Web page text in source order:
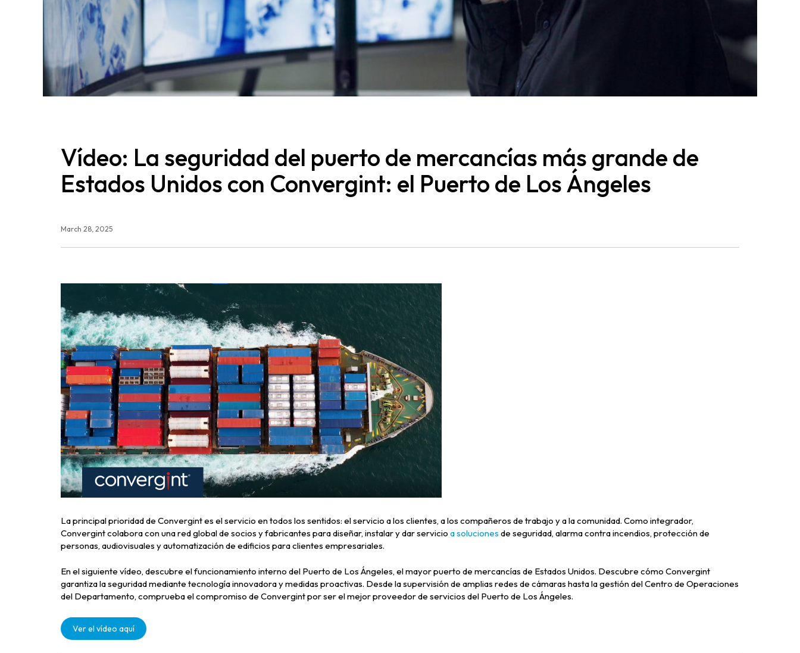
Vídeo: La seguridad del puerto de mercancías más grande de
Estados Unidos con Convergint: el Puerto de Los Ángeles
March 28, 2025
La principal prioridad de Convergint es el servicio en todos los sentidos: el servicio a los clientes, a los compañeros de trabajo y a la comunidad. Como integrador,
Convergint colabora con una red global de socios y fabricantes para diseñar, instalar y dar servicio a soluciones de seguridad, alarma contra incendios, protección de
personas, audiovisuales y automatización de edificios para clientes empresariales.
En el siguiente vídeo, descubre el funcionamiento interno del Puerto de Los Ángeles, el mayor puerto de mercancías de Estados Unidos. Descubre cómo Convergint
garantiza la seguridad mediante tecnología innovadora y medidas proactivas. Desde la supervisión de amplias redes de cámaras hasta la gestión del Centro de Operaciones
del Departamento, comprueba el compromiso de Convergint por ser el mejor proveedor de servicios del Puerto de Los Ángeles.
Ver el vídeo aquí